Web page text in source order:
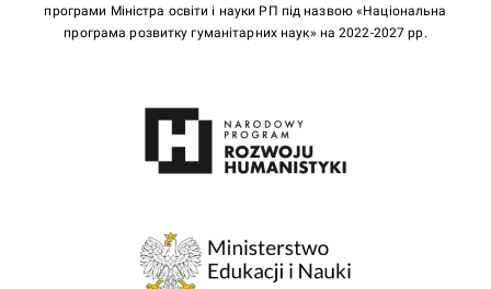
програми Міністра освіти і науки РП під назвою «Національна
програма розвитку гуманітарних наук» на 2022-2027 рр.